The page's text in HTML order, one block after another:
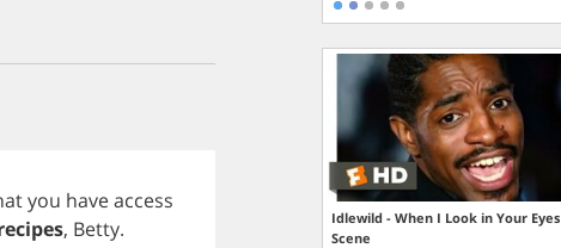
you haveaccess
, Betty.
Idlewild - When I Look in Your Eyes
Scene